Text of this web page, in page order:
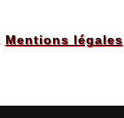
Mentions légales